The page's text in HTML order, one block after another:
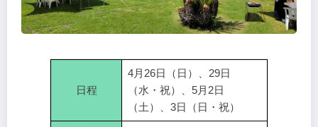
日程
4月26日（日）、29日
（水・祝）、5月2日
（土）、3日（日・祝）